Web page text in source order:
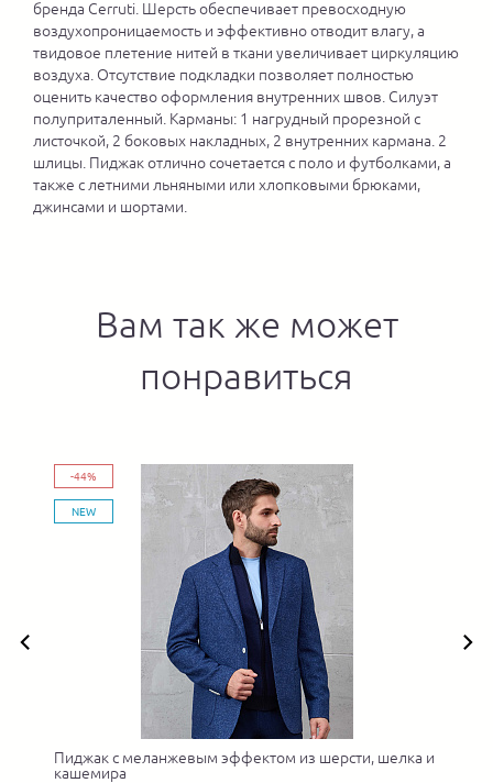
бренда Cerruti. Шерсть обеспечивает превосходную
воздухопроницаемость и эффективно отводит влагу, а
твидовое плетение нитей в ткани увеличивает циркуляцию
воздуха. Отсутствие подкладки позволяет полностью
оценить качество оформления внутренних швов. Силуэт
полуприталенный. Карманы: 1 нагрудный прорезной с
листочкой, 2 боковых накладных, 2 внутренних кармана. 2
шлицы. Пиджак отлично сочетается с поло и футболками, а
также с летними льняными или хлопковыми брюками,
джинсами и шортами.
Вам так же может
понравиться
-44%
NEW
Пиджак с меланжевым эффектом из шерсти, шелка и
кашемира